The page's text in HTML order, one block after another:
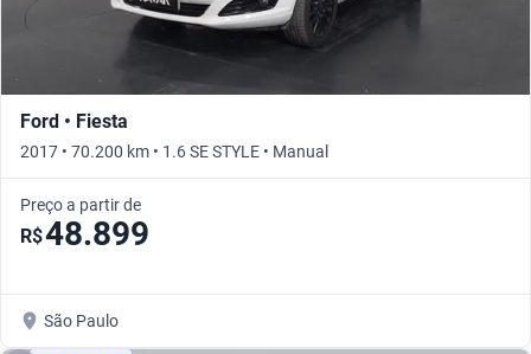
Ford • Fiesta
2017 • 70.200 km • 1.6 SE STYLE • Manual
Preço a partir de
R$48.899
São Paulo